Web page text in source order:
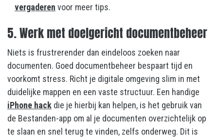
vergaderen voor meer tips.
5. Werk met doelgericht documentbeheer
Niets is frustrerender dan eindeloos zoeken naar
documenten. Goed documentbeheer bespaart tijd en
voorkomt stress. Richt je digitale omgeving slim in met
duidelijke mappen en een vaste structuur. Een handige
iPhone hack die je hierbij kan helpen, is het gebruik van
de Bestanden-app om al je documenten overzichtelijk op
te slaan en snel terug te vinden, zelfs onderweg. Dit is